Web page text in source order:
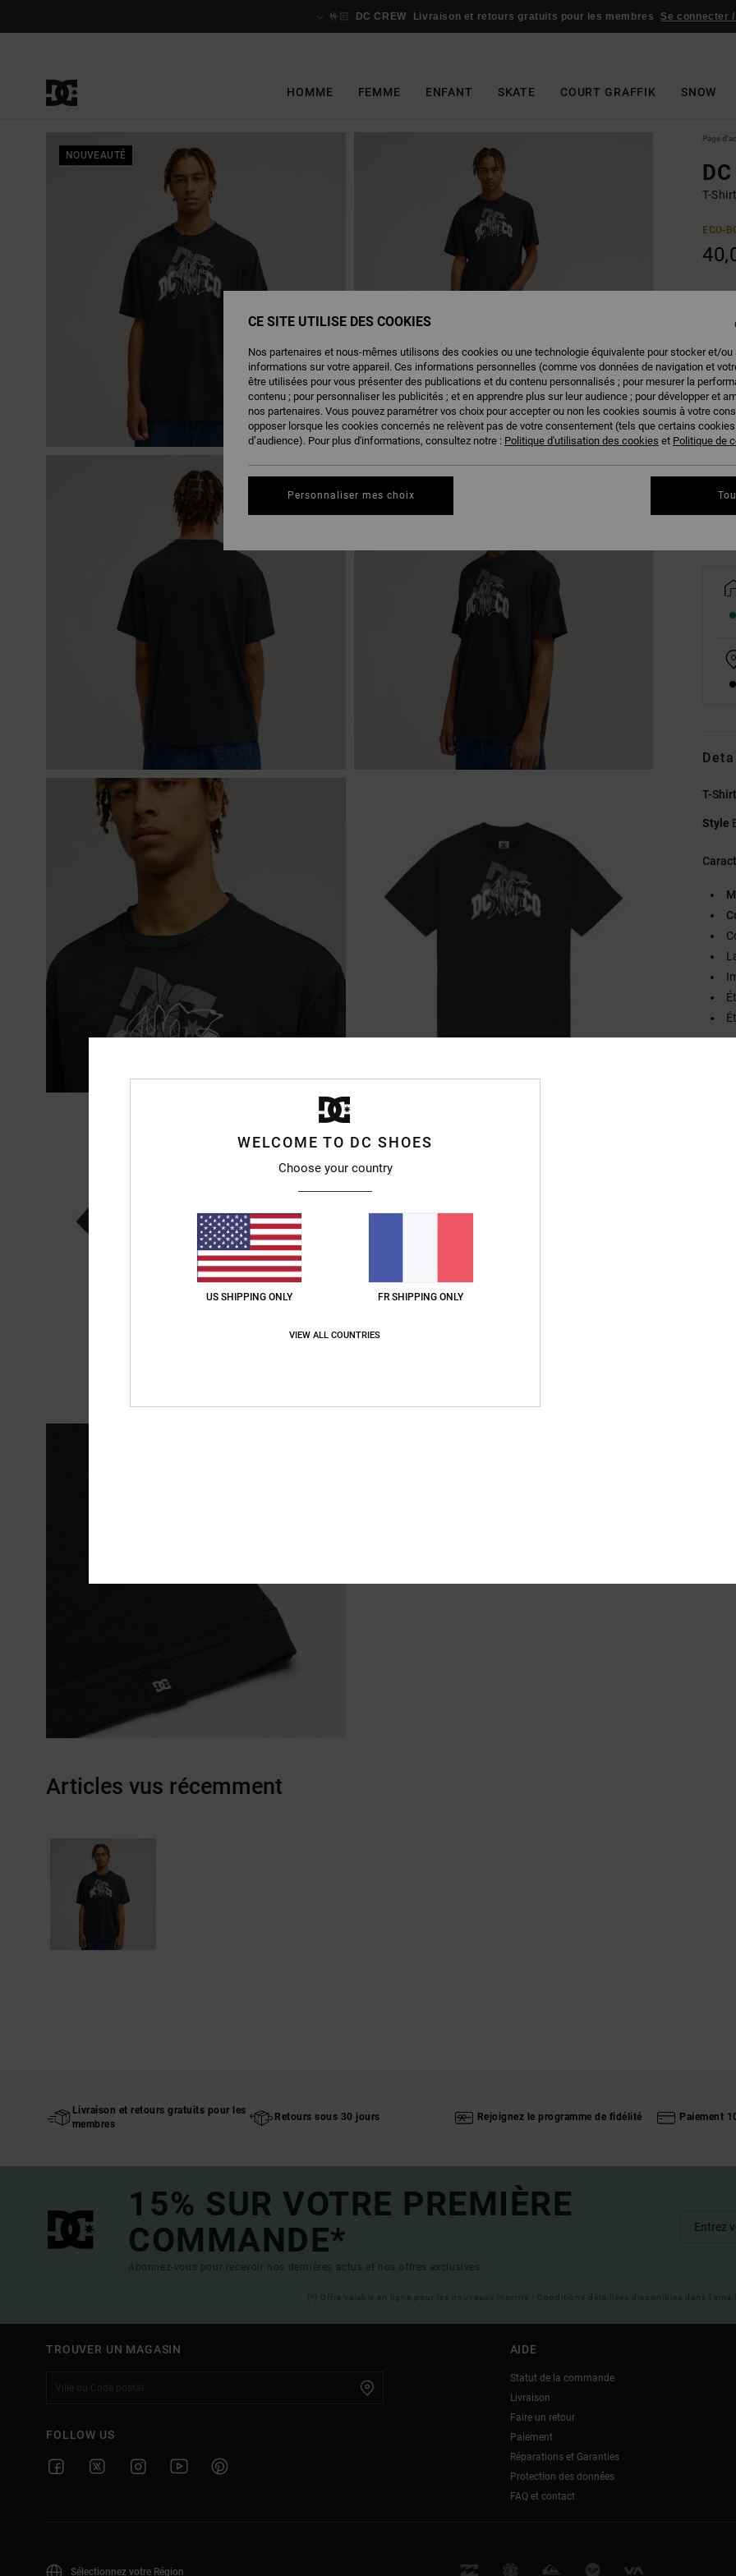
🤟🏻 DC CREW Livraison et retours gratuits pour les membres Se connecter
HOMME FEMME ENFANT SKATE COURT GRAFFIK SNOW
NOUVEAUTÉ
Page
T-
ECO-
XS
T-
Style
Articles vus récemment
Livraison et retours gratuits pour les
membres
Retours sous 30 jours Rejoignez le programme de fidélité Paiement
15% SUR VOTRE PREMIÈRE
COMMANDE*
Abonnez-vous pour recevoir nos dernières actus et nos offres exclusives.
(*) Offre valable en ligne pour les nouveaux inscrits - Conditions détaillées disponibles dans
TROUVER UN MAGASIN
FOLLOW US
AIDE
Statut de la commande
Livraison
Faire un retour
Paiement
Réparations et Garanties
Protection des données
FAQ et contact
Sélectionnez votre Région
WELCOME TO DC SHOES
Choose your country
US SHIPPING ONLY FR SHIPPING ONLY
VIEW ALL COUNTRIES
CE SITE UTILISE DES COOKIES
Nos partenaires et nous-mêmes utilisons des cookies ou une technologie équivalente pour stocker et/ou
informations sur votre appareil. Ces informations personnelles (comme vos données de navigation et
être utilisées pour vous présenter des publications et du contenu personnalisés ; pour mesurer la
contenu ; pour personnaliser les publicités ; et en apprendre plus sur leur audience ; pour développer et
nos partenaires. Vous pouvez paramétrer vos choix pour accepter ou non les cookies soumis à votre
opposer lorsque les cookies concernés ne relèvent pas de votre consentement (tels que certains
d’audience). Pour plus d'informations, consultez notre : Politique d'utilisation des cookies et Politique de
Personnaliser mes choix